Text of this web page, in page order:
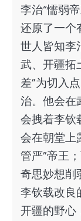
李治“懦弱
还原了一个
世人皆知李
武、开疆拓
差”为切入
治。他会在
会拽着李钦
会在朝堂上
管严”帝王
奇思妙想削
李钦载改良
开疆的野心